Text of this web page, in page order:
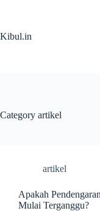
Kibul.in
Category artikel
artikel
Apakah
Mulai Terganggu?